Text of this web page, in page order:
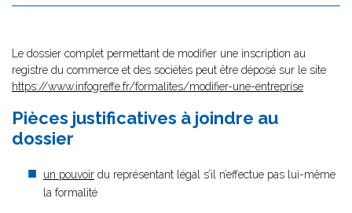
Le dossier complet permettant de modifier une inscription au
registre du commerce et des sociétés peut être déposé sur le site
https://www.infogreffe.fr/formalites/modifier-une-entreprise
Pièces justificatives à joindre au
dossier
un pouvoir du représentant légal s’il n’effectue pas lui-même
la formalité